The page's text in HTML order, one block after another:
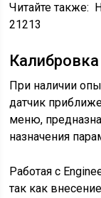
Читайте также:
21213
При наличии
датчик
меню,
назначения
Работая с
так как